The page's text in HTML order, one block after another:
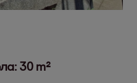
30 m²